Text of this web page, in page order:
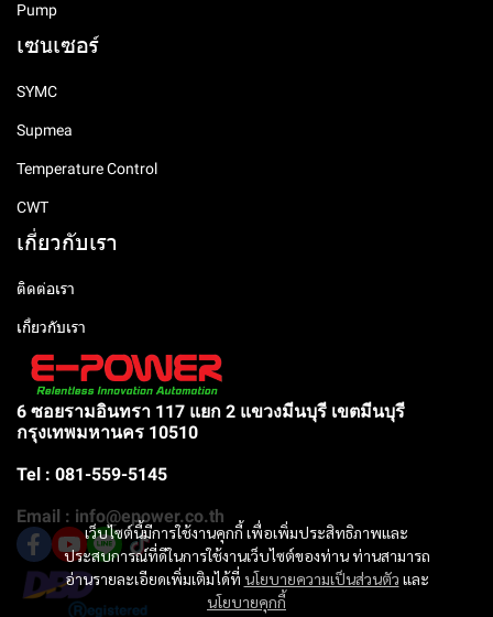
เว็บไซต์นี้มีการใช้งานคุกกี้ เพื่อเพิ่มประสิทธิภาพและ
ประสบการณ์ที่ดีในการใช้งานเว็บไซต์ของท่าน ท่านสามารถ
อ่านรายละเอียดเพิ่มเติมได้ที่ นโยบายความเป็นส่วนตัว และ
นโยบายคุกกี้
Pump
เซนเซอร์
SYMC
Supmea
Temperature Control
CWT
เกี่ยวกับเรา
ติดต่อเรา
เกี่ยวกับเรา
6 ซอยรามอินทรา 117 แยก 2 แขวงมีนบุรี เขตมีนบุรี
กรุงเทพมหานคร 10510
Tel : 081-559-5145
Email : info@epower.co.th